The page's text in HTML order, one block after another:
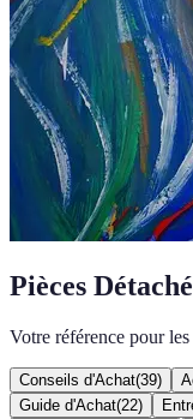
Pièces
Votre référence pour
Conseils d'Achat(39)
Guide d'Achat(22)